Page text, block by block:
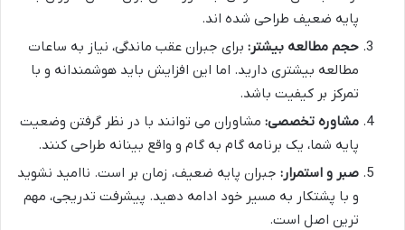
پایه ضعیف طراحی شده اند.
حجم مطالعه بیشتر: برای جبران عقب ماندگی، نیاز به ساعات
مطالعه بیشتری دارید. اما این افزایش باید هوشمندانه و با
تمرکز بر کیفیت باشد.
مشاوره تخصصی: مشاوران می توانند با در نظر گرفتن وضعیت
پایه شما، یک برنامه گام به گام و واقع بینانه طراحی کنند.
صبر و استمرار: جبران پایه ضعیف، زمان بر است. ناامید نشوید
و با پشتکار به مسیر خود ادامه دهید. پیشرفت تدریجی، مهم
ترین اصل است.